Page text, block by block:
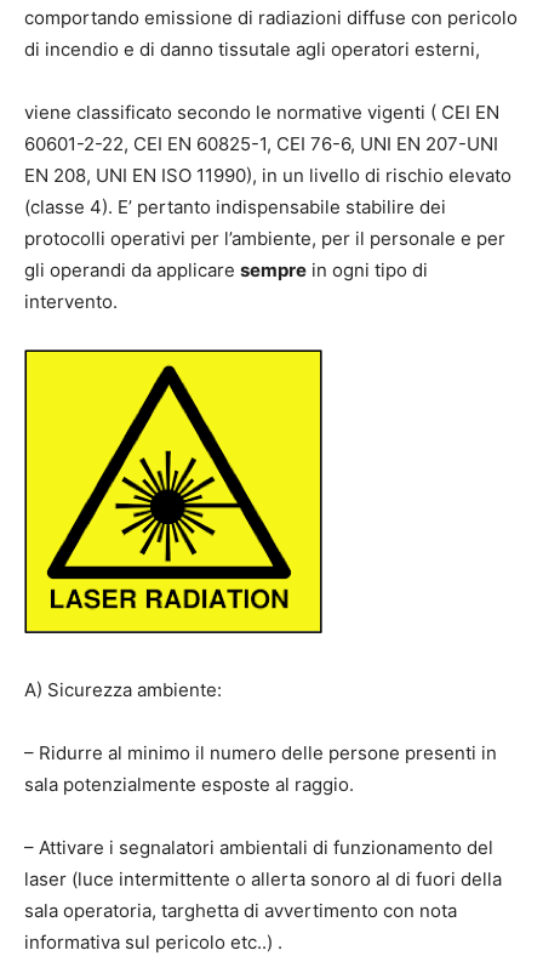
comportando emissione di radiazioni diffuse con pericolo
di incendio e di danno tissutale agli operatori esterni,
viene classificato secondo le normative vigenti ( CEI EN
60601-2-22, CEI EN 60825-1, CEI 76-6, UNI EN 207-UNI
EN 208, UNI EN ISO 11990), in un livello di rischio elevato
(classe 4). E’ pertanto indispensabile stabilire dei
protocolli operativi per l’ambiente, per il personale e per
gli operandi da applicare sempre in ogni tipo di
intervento.
A) Sicurezza ambiente:
– Ridurre al minimo il numero delle persone presenti in
sala potenzialmente esposte al raggio.
– Attivare i segnalatori ambientali di funzionamento del
laser (luce intermittente o allerta sonoro al di fuori della
sala operatoria, targhetta di avvertimento con nota
informativa sul pericolo etc..) .